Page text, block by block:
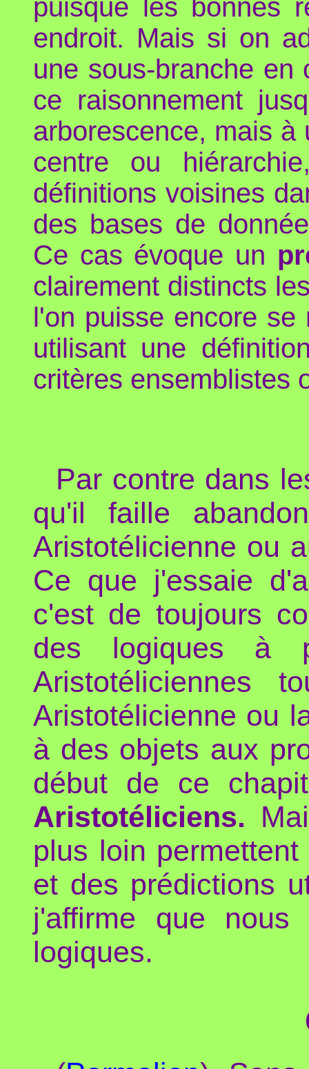
puisque les bonnes
endroit. Mais si on
une sous-branche en
ce raisonnement
arborescence, mais à
centre ou
définitions voisines
des bases de
Ce cas évoque un
clairement distincts
l'on puisse encore se
utilisant une
critères ensemblistes
Par contre dans
qu'il faille
Aristotélicienne ou
Ce que j'essaie
c'est de toujours
des logiques à
Aristotéliciennes
Aristotélicienne ou
à des objets aux
début de ce
Aristotéliciens.
plus loin
et des prédictions
j'affirme que nous
logiques.